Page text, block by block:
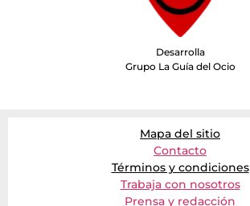
Desarrolla
Grupo La Guía del Ocio
Mapa del sitio
Contacto
Términos y condiciones
Trabaja con nosotros
Prensa y redacción